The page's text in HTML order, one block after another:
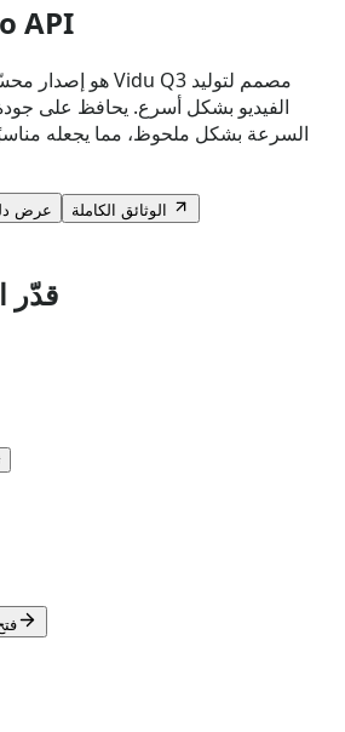
API
الفيديو بشكل أسرع. يحافظ على
السرعة بشكل ملحوظ، مما يجعله مناسبًا
عرض الوثائق الكاملة
قدّر